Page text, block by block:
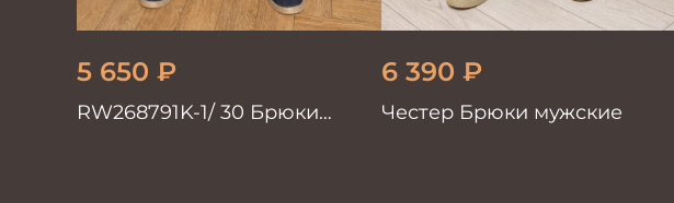
5 650 ₽
RW268791K-1/ 30 Брюки
6 390 ₽
Честер Брюки мужские